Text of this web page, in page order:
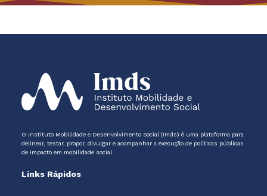
O Instituto Mobilidade e Desenvolvimento Social (Imds) é uma plataforma para
delinear, testar, propor, divulgar e acompanhar a execução de políticas públicas
de impacto em mobilidade social.
Links Rápidos